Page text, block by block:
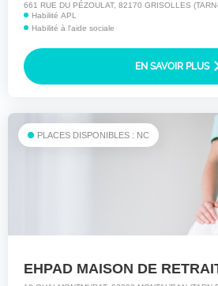
661 RUE DU PÉZOULAT, 82170 GRISOLLES
Habilité APL
Habilité à l'aide sociale
EN SAVOIR PLUS
PLACES DISPONIBLES : NC